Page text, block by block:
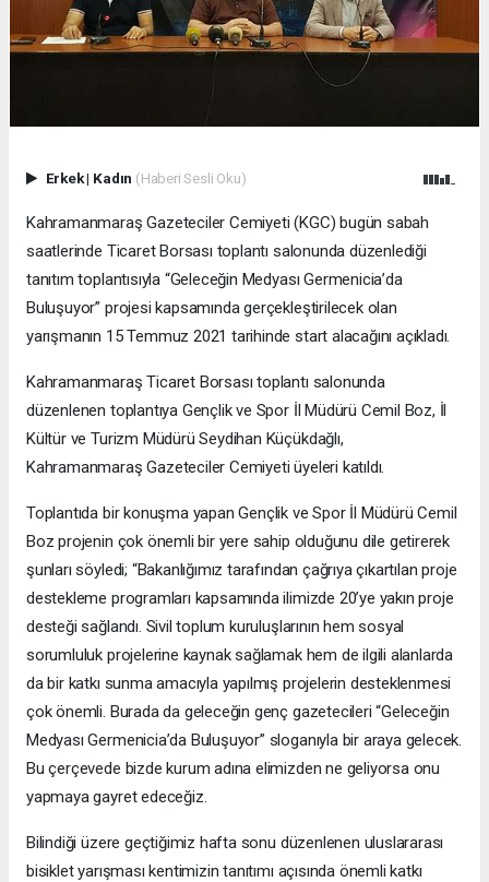
Erkek| Kadın (Haberi Sesli Oku)
Kahramanmaraş Gazeteciler Cemiyeti (KGC) bugün sabah
saatlerinde Ticaret Borsası toplantı salonunda düzenlediği
tanıtım toplantısıyla “Geleceğin Medyası Germenicia’da
Buluşuyor” projesi kapsamında gerçekleştirilecek olan
yarışmanın 15 Temmuz 2021 tarihinde start alacağını açıkladı.
Kahramanmaraş Ticaret Borsası toplantı salonunda
düzenlenen toplantıya Gençlik ve Spor İl Müdürü Cemil Boz, İl
Kültür ve Turizm Müdürü Seydihan Küçükdağlı,
Kahramanmaraş Gazeteciler Cemiyeti üyeleri katıldı.
Toplantıda bir konuşma yapan Gençlik ve Spor İl Müdürü Cemil
Boz projenin çok önemli bir yere sahip olduğunu dile getirerek
şunları söyledi; “Bakanlığımız tarafından çağrıya çıkartılan proje
destekleme programları kapsamında ilimizde 20’ye yakın proje
desteği sağlandı. Sivil toplum kuruluşlarının hem sosyal
sorumluluk projelerine kaynak sağlamak hem de ilgili alanlarda
da bir katkı sunma amacıyla yapılmış projelerin desteklenmesi
çok önemli. Burada da geleceğin genç gazetecileri “Geleceğin
Medyası Germenicia’da Buluşuyor” sloganıyla bir araya gelecek.
Bu çerçevede bizde kurum adına elimizden ne geliyorsa onu
yapmaya gayret edeceğiz.
Bilindiği üzere geçtiğimiz hafta sonu düzenlenen uluslararası
bisiklet yarışması kentimizin tanıtımı açısında önemli katkı